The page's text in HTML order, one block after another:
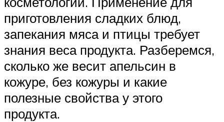
приготовления сладких блюд,
запекания мяса и птицы требует
знания веса продукта. Разберемся,
сколько же весит апельсин в
кожуре, без кожуры и какие
полезные свойства у этого
продукта.